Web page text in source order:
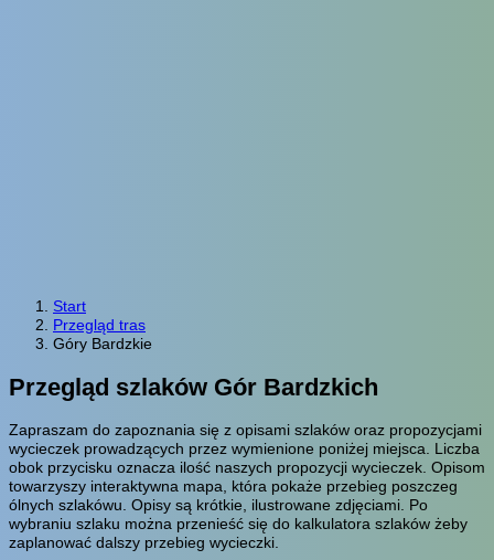
Start
Przegląd tras
Góry Bardzkie
Przegląd szlaków Gór Bardzkich
Zapraszam do zapoznania się z opisami szlaków oraz propozycjami
wycieczek prowadzących przez wymienione poniżej miejsca. Liczba
obok przycisku oznacza ilość naszych propozycji wycieczek. Opisom
towarzyszy interaktywna mapa, która pokaże przebieg poszczeg
ólnych szlakówu. Opisy są krótkie, ilustrowane zdjęciami. Po
wybraniu szlaku można przenieść się do kalkulatora szlaków żeby
zaplanować dalszy przebieg wycieczki.